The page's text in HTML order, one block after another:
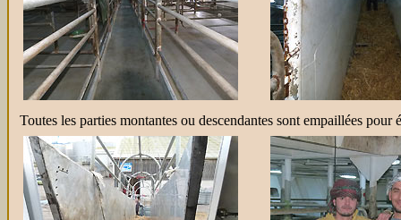
Toutes les parties montantes ou descendantes sont empaillées